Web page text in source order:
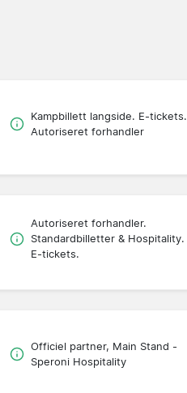
Kampbillett langside. E-tickets.
Autoriseret forhandler
Autoriseret forhandler.
Standardbilletter & Hospitality.
E-tickets.
Officiel partner, Main Stand -
Speroni Hospitality